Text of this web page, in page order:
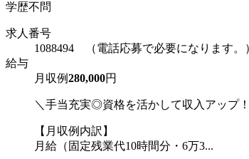
学歴不問
求人番号
1088494 （電話応募で必要になります。
給与
月収例280,000円
＼手当充実◎資格を活かして収入アップ
【月収例内訳】
月給（固定残業代10時間分・6万3...